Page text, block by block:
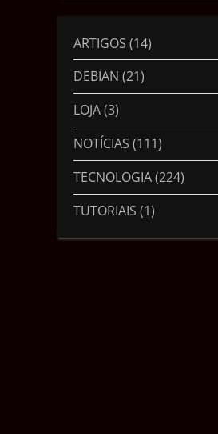
ARTIGOS (14)
DEBIAN (21)
LOJA(3)
NOTÍCIAS (111)
TECNOLOGIA(224)
TUTORIAIS (1)